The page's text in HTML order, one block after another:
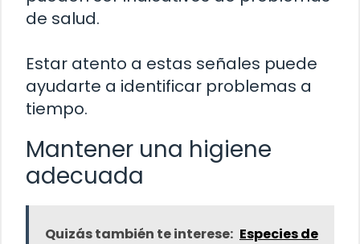
de salud.
Estar atento a estas señales puede
ayudarte a identificar problemas a
tiempo.
Mantener una higiene
adecuada
Quizás también te interese: Especies de